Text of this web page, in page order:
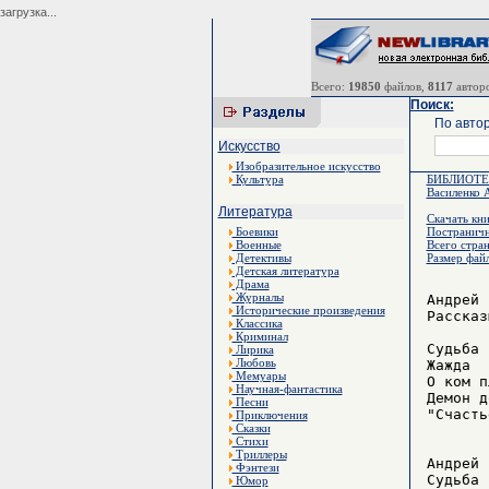
загрузка...
Всего: 19850 файлов, 8117
Искусство
Изобразительное искусство
Культура
Литература
Боевики
Военные
Детективы
Детская литература
Драма
Журналы
Исторические произведения
Классика
Криминал
Лирика
Любовь
Мемуары
Научная-фантастика
Песни
Приключения
Сказки
Стихи
Триллеры
Фэнтези
Юмор
Поиск:
По
Василенко
Скачать
Всего
Размер
Андрей Василенко, Олег Малахов
Рассказы

Судьба
Жажда
О ком плачет осень?
Демон добра.
"Счастье".


Андрей Василенко, Олег Малахов
Судьба



"Судьба".

"Теперь живешь и не гадаешь:
 Ну, сколько жить еще мне лет?
 Ведь все равно так верно знаешь,
 Что настоящей жизни нет".
Ф. Сологуб.


     Запись первая:
     "Интересно, на улице сейчас солнышко или пасмурно?.. В общем-то, конечно, это не
так важно... Надо бы представиться для начала... Меня зовут Верекундова Ира. Я так
думаю, во всяком случае... Точнее, мне сказали, что меня зовут Верекундова Ира. Странно,
но эти имя и фамилия не вызывают у меня никаких ощущений. Даже не знаю мои ли они...
Но сама я в мыслях называю себя Ира. И тетя Элеонора  так меня называет. Короче, имя
мне нравится. Как себя ни обзови, ничего от этого не изменится... Сколько же времени
прошло с тех пор, как я здесь очутилась? По-моему, не больше четырех дней. Хотя,
дневного света давно не видела - могу и ошибиться. С другой стороны, есть я начинаю
хотеть три раза в день... Вернее, три раза за какое-то время... Спать начинаю хотеть почти
сразу после того, как поем в третий раз. Так было, по моим подсчетам, ровно четыре раза.
А, значит, и прошло всего четыре дня. Элементарно, мой дорогой Ватсон... Трудно считать
время, когда ничего кроме электрической лампочки не видишь. Ну да речь-то не об этом.
Речь о том, что будет дальше. Непросто было уговорить тетю Элеонору, чтобы она
позволила мне пользоваться этим вот диктофоном. "Ирочка, ты и так ослаблена... Не
нужно себя дополнительно загружать, дорогая моя". Ее слова... В чем-то она, конечно,
права. Моя левая рука вообще не работает, а правая иногда сильно болит. Но заниматься-
то чем-то нужно! Такое впечатление, что в предыдущей своей жизни я без дела и двух
минут просидеть не могла... Оригинально... Я сказала: "В предыдущей своей жизни". А
ведь не знаю, что было раньше. До того, как очнулась в этой чистой кровати с белыми
простынями, забинтованная по самое не хочу... Бинты с правой руки тетя сняла недавно.
Поэтому держать диктофон в руке я могу. И говорить тоже могу. Что еще нужно для
полного счастья? Только если определенности... С самого начала я называла свою тетю
"Элеонора Аркадьевна". Так эта женщина представилась, когда я очень сильно